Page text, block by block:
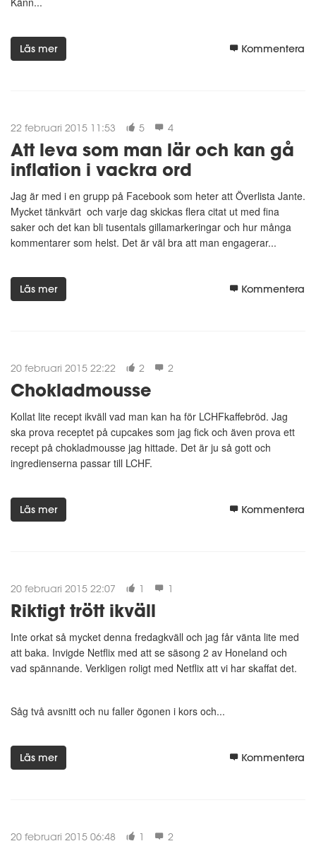
Läs mer Kommentera
22 februari 2015 11:53 5 4
Att leva som man lär och kan gå
inflation i vackra ord
Jag är med i en grupp på Facebook som heter att Överlista Jante.
Mycket tänkvärt och varje dag skickas flera citat ut med fina
saker och det kan bli tusentals gillamarkeringar och hur många
kommentarer som helst. Det är väl bra att man engagerar...
Läs mer Kommentera
20 februari 2015 22:22 2 2
Chokladmousse
Kollat lite recept ikväll vad man kan ha för LCHFkaffebröd. Jag
ska prova receptet på cupcakes som jag fick och även prova ett
recept på chokladmousse jag hittade. Det är ju så gott och
ingredienserna passar till LCHF.
Läs mer Kommentera
20 februari 2015 22:07 1 1
Riktigt trött ikväll
Inte orkat så mycket denna fredagkväll och jag får vänta lite med
att baka. Invigde Netflix med att se säsong 2 av Honeland och
vad spännande. Verkligen roligt med Netflix att vi har skaffat det.
Såg två avsnitt och nu faller ögonen i kors och...
Läs mer Kommentera
20 februari 2015 06:48 1 2